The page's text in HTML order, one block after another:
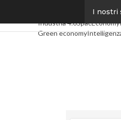
I nostri
Digital
Industria 4.0SpacEconomy
Green economy